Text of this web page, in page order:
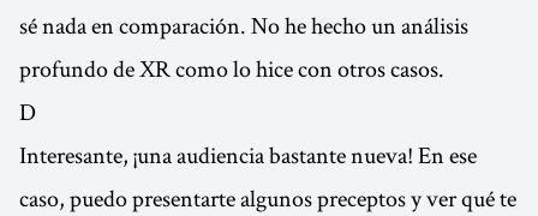
sé nada en comparación. No he hecho un análisis
profundo de XR como lo hice con otros casos.
D
Interesante, ¡una audiencia bastante nueva! En ese
caso, puedo presentarte algunos preceptos y ver qué te